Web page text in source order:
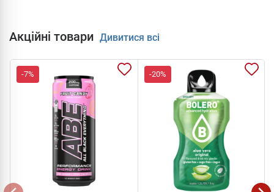
Акційні товари Дивитися всі
-7% -20%